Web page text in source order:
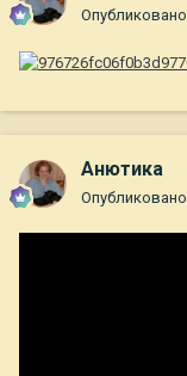
Опубликовано
Анютика
Опубликовано